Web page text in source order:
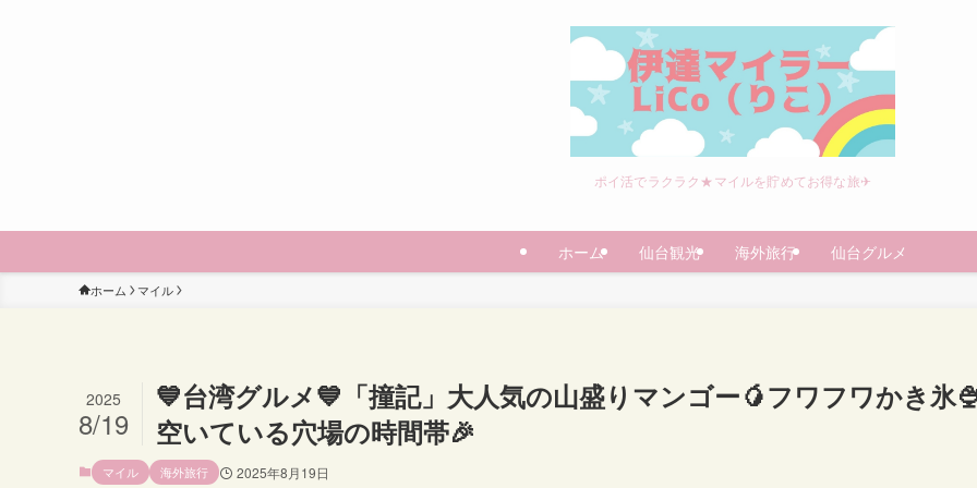
ポイ活でラクラク★マイルを貯めてお得な旅✈
ホーム 仙台観光 海外旅行 仙台グルメ
ホーム マイル
💙台湾グルメ💙「撞記」大人気の山盛りマンゴー🥭フワフワかき氷
空いている穴場の時間帯🎉
2025
8/19
マイル 海外旅行 2025年8月19日